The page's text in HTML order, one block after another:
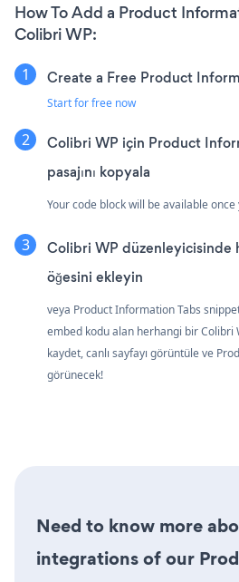
How To Add a Product
Colibri WP:
Create a Free Product
Start for free now
Colibri WP için Product
pasajını kopyala
Your code block will be available
Colibri WP düzenleyicisinde
öğesini ekleyin
veya Product Information Tabs
embed kodu alan herhangi bir Colibri
kaydet, canlı sayfayı görüntüle ve
görünecek!
Need to know more
integrations of our